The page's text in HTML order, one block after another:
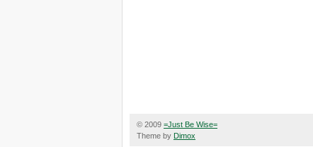
© 2009 =Just Be Wise=
Theme by Dimox